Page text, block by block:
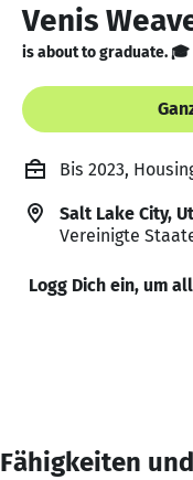
Venis
is about to graduate. 🎓
Bis 2023,
Salt Lake City,
Vereinigte
Logg Dich ein, um
Fähigkeiten